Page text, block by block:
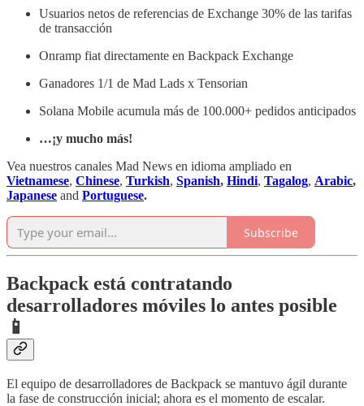
Usuarios netos de referencias de Exchange 30% de las tarifas
de transacción
Onramp fiat directamente en Backpack Exchange
Ganadores 1/1 de Mad Lads x Tensorian
Solana Mobile acumula más de 100.000+ pedidos anticipados
…¡y mucho más!
Vea nuestros canales Mad News en idioma ampliado en
Vietnamese, Chinese, Turkish, Spanish, Hindi, Tagalog, Arabic,
Japanese and Portuguese.
Subscribe
Backpack está contratando
desarrolladores móviles lo antes posible
📱
El equipo de desarrolladores de Backpack se mantuvo ágil durante
la fase de construcción inicial; ahora es el momento de escalar.